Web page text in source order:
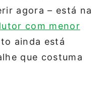
agora – está na
com menor
ainda está
que costuma